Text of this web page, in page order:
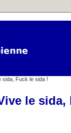
sida, Fuck le sida !
le